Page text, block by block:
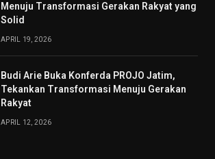
Menuju Transformasi Gerakan Rakyat yang
Solid
APRIL 19, 2026
Budi Arie Buka Konferda PROJO Jatim,
Tekankan Transformasi Menuju Gerakan
Rakyat
APRIL 12, 2026